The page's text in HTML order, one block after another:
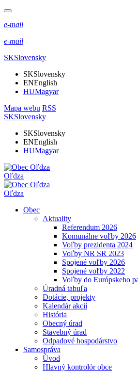
e-mail
e-mail
SKSlovensky
SKSlovensky
ENEnglish
HUMagyar
Mapa webu RSS
SKSlovensky
SKSlovensky
ENEnglish
HUMagyar
Oľdza
Oľdza
Obec
Aktuality
Referendum 2026
Komunálne voľby 2026
Voľby prezidenta 2024
Voľby NR SR 2023
Spojené voľby 2026
Spojené voľby 2022
Voľby do Európskeho
Úradná tabuľa
Dotácie, projekty
Kalendár akcií
História
Obecný úrad
Stavebný úrad
Odpadové hospodárstvo
Samospráva
Úvod
Hlavný kontrolór obce